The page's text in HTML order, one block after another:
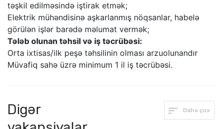
təşkil edilməsində iştirak etmək;
Elektrik mühəndisinə aşkarlanmış nöqsanlar, habelə
görülən işlər barədə məlumat vermək;
Tələb olunan təhsil və iş təcrübəsi:
Orta ixtisas/ilk peşə təhsilinin olması arzuolunandır
Müvafiq sahə üzrə minimum 1 il iş təcrübəsi.
Digər
Daha çox